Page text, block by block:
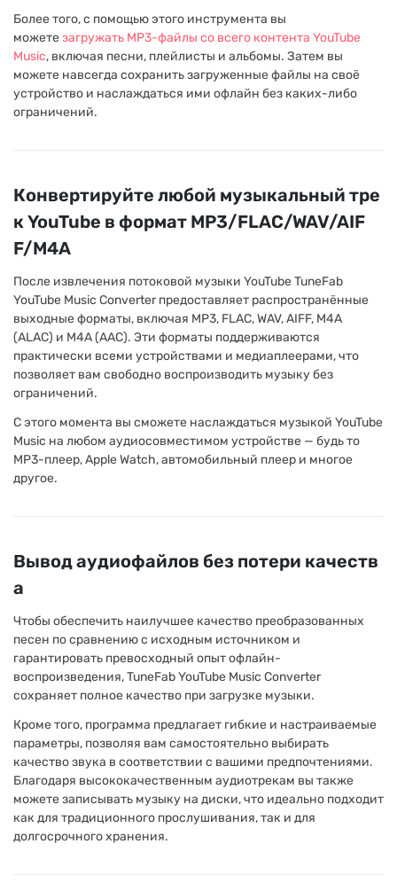
Более того, с помощью этого инструмента вы
можетезагружать MP3-файлы со всего контента YouTube
Music, включая песни, плейлисты и альбомы. Затем вы
можете навсегда сохранить загруженные файлы на своё
устройство и наслаждаться ими офлайн без каких-либо
ограничений.
Конвертируйте любой музыкальный тре
к YouTube в формат MP3/FLAC/WAV/AIF
F/M4A
После извлечения потоковой музыки YouTube TuneFab
YouTube Music Converter предоставляет распространённые
выходные форматы, включая MP3, FLAC, WAV, AIFF, M4A
(ALAC) и M4A (AAC). Эти форматы поддерживаются
практически всеми устройствами и медиаплеерами, что
позволяет вам свободно воспроизводить музыку без
ограничений.
С этого момента вы сможете наслаждаться музыкой YouTube
Music на любом аудиосовместимом устройстве — будь то
MP3-плеер, Apple Watch, автомобильный плеер и многое
другое.
Вывод аудиофайлов без потери качеств
а
Чтобы обеспечить наилучшее качество преобразованных
песен по сравнению с исходным источником и
гарантировать превосходный опыт офлайн-
воспроизведения, TuneFab YouTube Music Converter
сохраняет полное качество при загрузке музыки.
Кроме того, программа предлагает гибкие и настраиваемые
параметры, позволяя вам самостоятельно выбирать
качество звука в соответствии с вашими предпочтениями.
Благодаря высококачественным аудиотрекам вы также
можете записывать музыку на диски, что идеально подходит
как для традиционного прослушивания, так и для
долгосрочного хранения.